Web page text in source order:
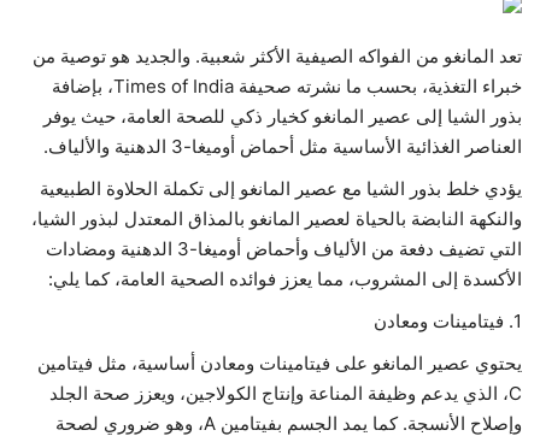
رياضة
فيديو
حياة
تعد المانغو من الفواكه الصيفية الأكثر شعبية. والجديد هو توصية من
خبراء التغذية، بحسب ما نشرته صحيفة Times of India، بإضافة
بذور الشيا إلى عصير المانغو كخيار ذكي للصحة العامة، حيث يوفر
العناصر الغذائية الأساسية مثل أحماض أوميغا-3 الدهنية والألياف.
يؤدي خلط بذور الشيا مع عصير المانغو إلى تكملة الحلاوة الطبيعية
والنكهة النابضة بالحياة لعصير المانغو بالمذاق المعتدل لبذور الشيا،
التي تضيف دفعة من الألياف وأحماض أوميغا-3 الدهنية ومضادات
الأكسدة إلى المشروب، مما يعزز فوائده الصحية العامة، كما يلي:
1. فيتامينات ومعادن
يحتوي عصير المانغو على فيتامينات ومعادن أساسية، مثل فيتامين
C، الذي يدعم وظيفة المناعة وإنتاج الكولاجين، ويعزز صحة الجلد
وإصلاح الأنسجة. كما يمد الجسم بفيتامين A، وهو ضروري لصحة